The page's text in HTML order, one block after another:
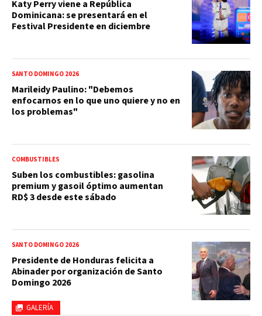
Katy Perry viene a República
Dominicana: se presentará en el
Festival Presidente en diciembre
SANTO DOMINGO 2026
Marileidy Paulino: "Debemos
enfocarnos en lo que uno quiere y no en
los problemas"
COMBUSTIBLES
Suben los combustibles: gasolina
premium y gasoil óptimo aumentan
RD$ 3 desde este sábado
GALERÍA
SANTO DOMINGO 2026
Presidente de Honduras felicita a
Abinader por organización de Santo
Domingo 2026